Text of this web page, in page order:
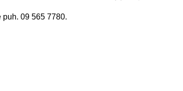
puh. 09 565 7780.